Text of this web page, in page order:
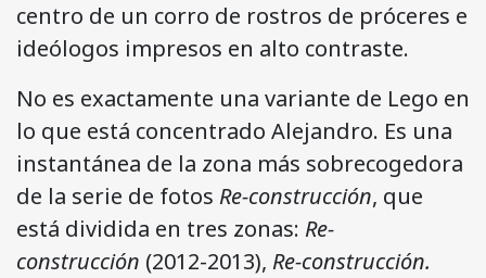
centro de un corro de rostros de próceres e
ideólogos impresos en alto contraste.
No es exactamente una variante de Lego en
lo que está concentrado Alejandro. Es una
instantánea de la zona más sobrecogedora
de la serie de fotos Re-construcción, que
está dividida en tres zonas: Re-
construcción (2012-2013), Re-construcción.